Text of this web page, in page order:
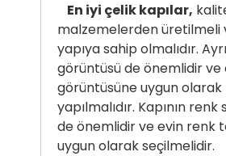
En iyi çelik kapılar,
malzemelerden üretilmeli
yapıya sahip olmalıdır.
görüntüsü de önemlidir ve
görüntüsüne uygun olarak
yapılmalıdır. Kapının
de önemlidir ve evin renk
uygun olarak seçilmelidir.